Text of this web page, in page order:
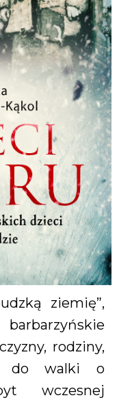
ziemię”,
rodziny,
do walki o
wczesnej